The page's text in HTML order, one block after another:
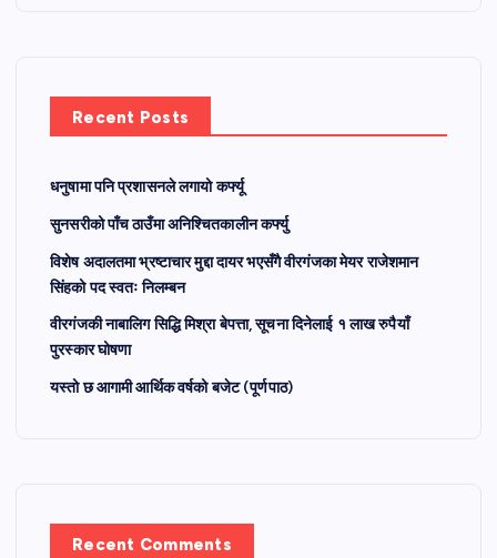
Recent Posts
धनुषामा पनि प्रशासनले लगायो कर्फ्यू
सुनसरीको पाँच ठाउँमा अनिश्चितकालीन कर्फ्यु
विशेष अदालतमा भ्रष्टाचार मुद्दा दायर भएसँगै वीरगंजका मेयर राजेशमान
सिंहको पद स्वतः निलम्बन
वीरगंजकी नाबालिग सिद्धि मिश्रा बेपत्ता, सूचना दिनेलाई १ लाख रुपैयाँ
पुरस्कार घोषणा
यस्तो छ आगामी आर्थिक वर्षको बजेट (पूर्णपाठ)
Recent Comments